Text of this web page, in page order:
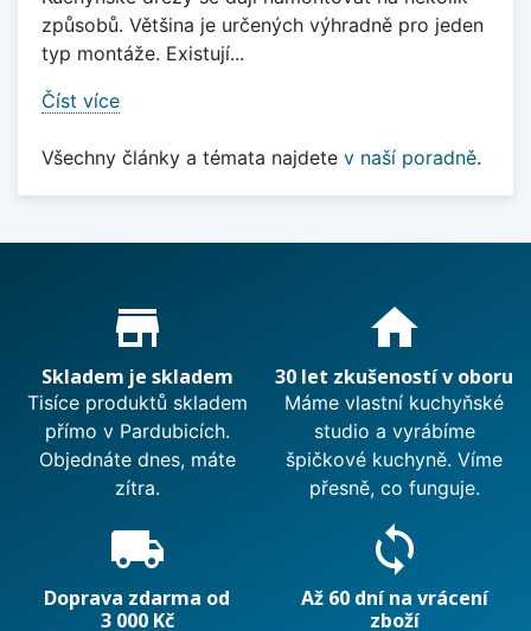
způsobů. Většina je určených výhradně pro jeden
typ montáže. Existují...
Číst více
Všechny články a témata najdete v naší poradně.
Proč nakupovat u nás?
store_mall_directory
Skladem je skladem
Tisíce produktů skladem
přímo v Pardubicích.
Objednáte dnes, máte
zítra.
home
30 let zkušeností v oboru
Máme vlastní kuchyňské
studio a vyrábíme
špičkové kuchyně. Víme
přesně, co funguje.
local_shipping
Doprava zdarma od
3 000 Kč
sync
Až 60 dní na vrácení
zboží